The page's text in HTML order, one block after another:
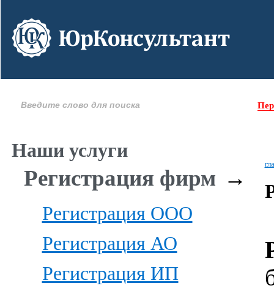
Наши услуги
Регистрация фирм →
Регистрация ООО
Регистрация АО
Регистрация ИП